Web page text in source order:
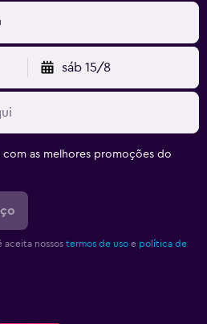
sáb 15/8
as melhores promoções do
aceita nossos termos de uso e política de